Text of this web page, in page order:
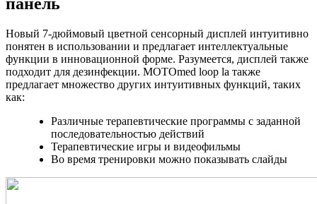
Новый 7-дюймовый цветной сенсорный дисплей интуитивно
понятен в использовании и предлагает интеллектуальные
функции в инновационной форме. Разумеется, дисплей также
подходит для дезинфекции. MOTOmed loop la также
предлагает множество других интуитивных функций, таких
как:
Различные терапевтические программы с заданной
последовательностью действий
Терапевтические игры и видеофильмы
Во время тренировки можно показывать слайды